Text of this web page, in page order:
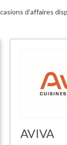
d’affaires
AVIVA